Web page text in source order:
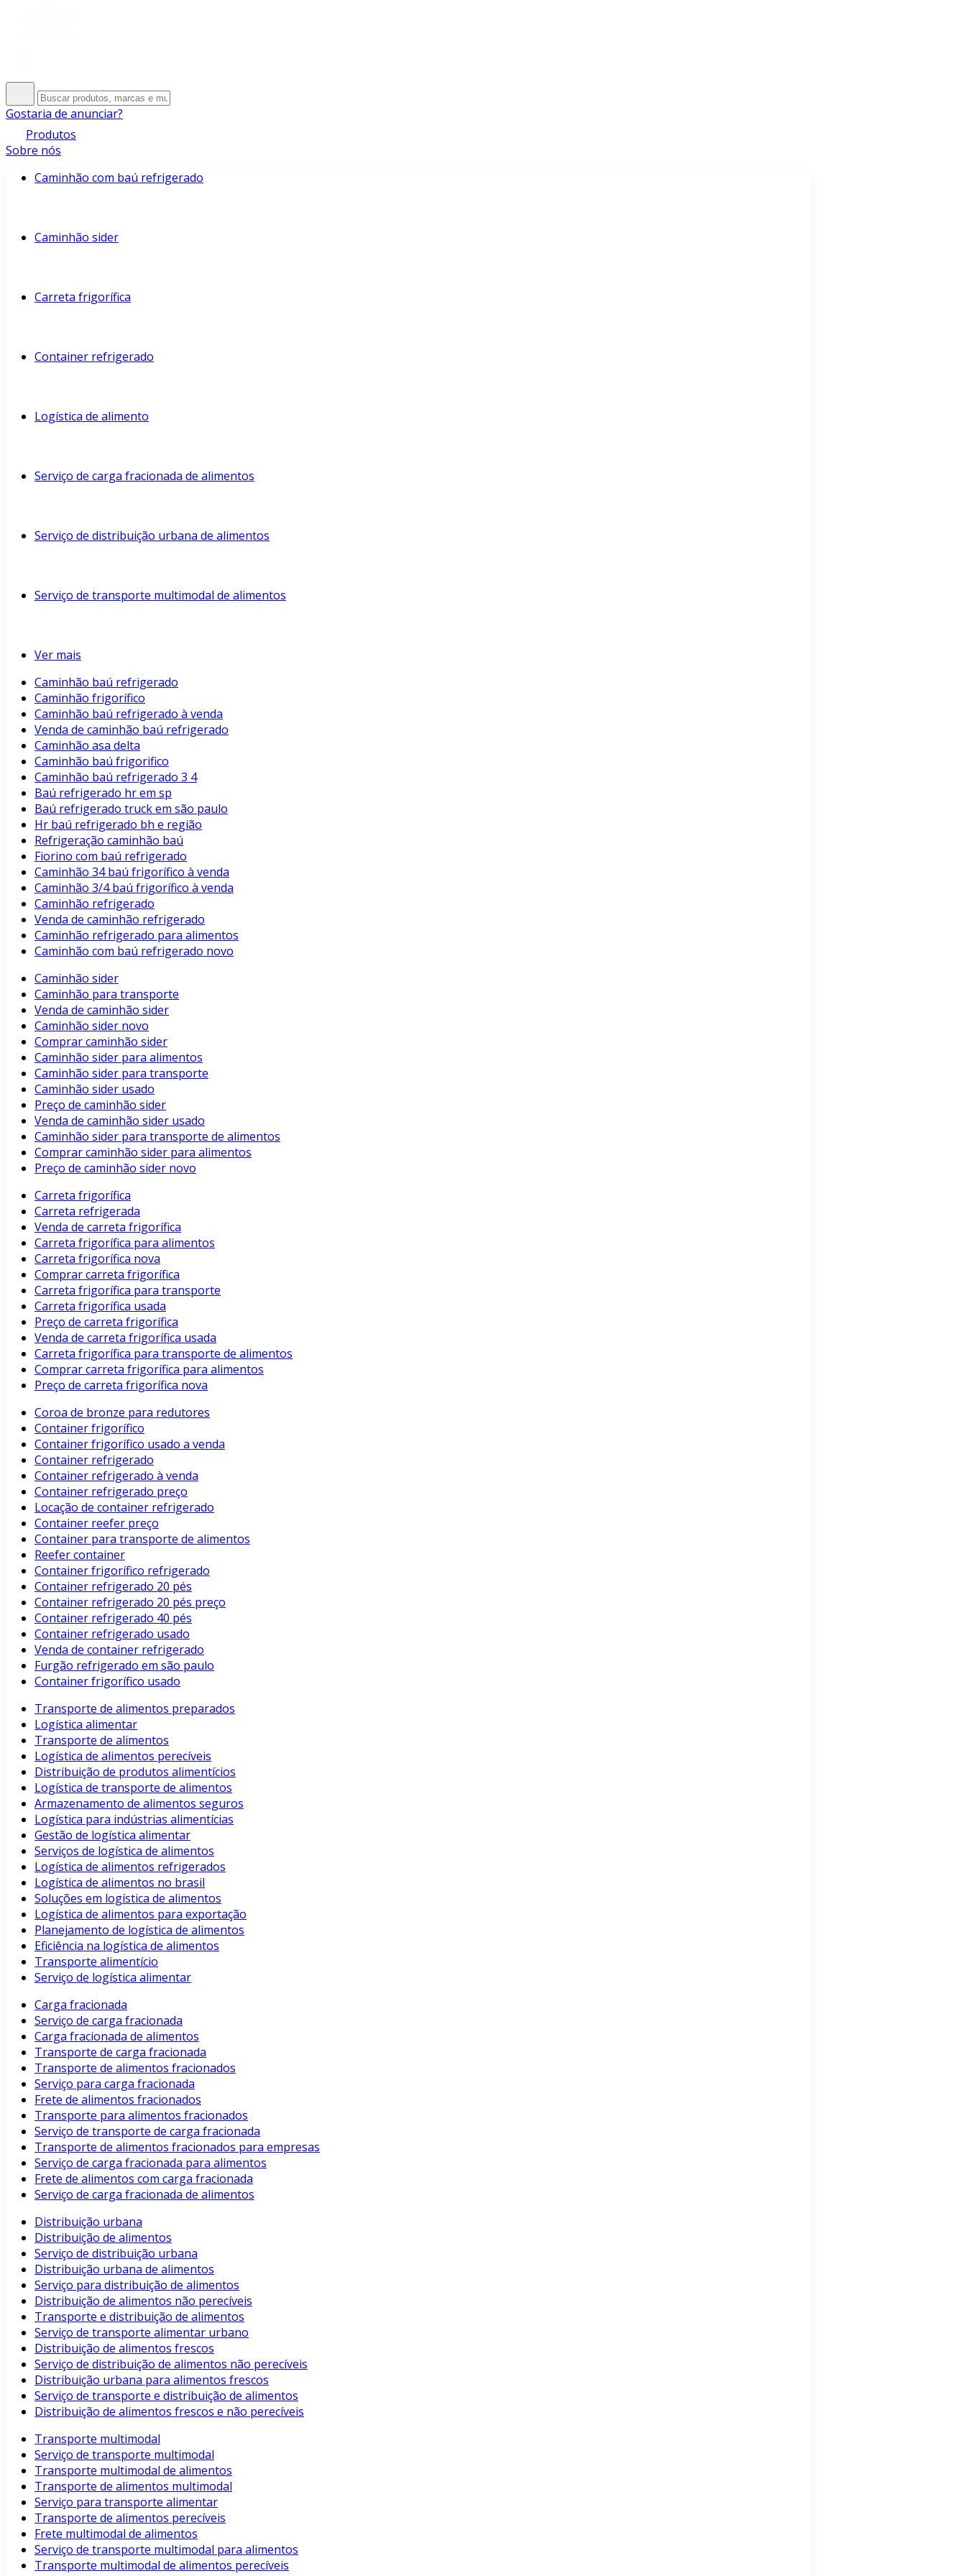
Gostaria de anunciar?
Produtos
Sobre nós
Caminhão com baú refrigerado
Caminhão sider
Carreta frigorífica
Container refrigerado
Logística de alimento
Serviço de carga fracionada de alimentos
Serviço de distribuição urbana de alimentos
Serviço de transporte multimodal de alimentos
Ver mais
Caminhão baú refrigerado
Caminhão frigorífico
Caminhão baú refrigerado à venda
Venda de caminhão baú refrigerado
Caminhão asa delta
Caminhão baú frigorifico
Caminhão baú refrigerado 3 4
Baú refrigerado hr em sp
Baú refrigerado truck em são paulo
Hr baú refrigerado bh e região
Refrigeração caminhão baú
Fiorino com baú refrigerado
Caminhão 34 baú frigorífico à venda
Caminhão 3/4 baú frigorífico à venda
Caminhão refrigerado
Venda de caminhão refrigerado
Caminhão refrigerado para alimentos
Caminhão com baú refrigerado novo
Caminhão sider
Caminhão para transporte
Venda de caminhão sider
Caminhão sider novo
Comprar caminhão sider
Caminhão sider para alimentos
Caminhão sider para transporte
Caminhão sider usado
Preço de caminhão sider
Venda de caminhão sider usado
Caminhão sider para transporte de alimentos
Comprar caminhão sider para alimentos
Preço de caminhão sider novo
Carreta frigorífica
Carreta refrigerada
Venda de carreta frigorífica
Carreta frigorífica para alimentos
Carreta frigorífica nova
Comprar carreta frigorífica
Carreta frigorífica para transporte
Carreta frigorífica usada
Preço de carreta frigorífica
Venda de carreta frigorífica usada
Carreta frigorífica para transporte de alimentos
Comprar carreta frigorífica para alimentos
Preço de carreta frigorífica nova
Coroa de bronze para redutores
Container frigorífico
Container frigorífico usado a venda
Container refrigerado
Container refrigerado à venda
Container refrigerado preço
Locação de container refrigerado
Container reefer preço
Container para transporte de alimentos
Reefer container
Container frigorífico refrigerado
Container refrigerado 20 pés
Container refrigerado 20 pés preço
Container refrigerado 40 pés
Container refrigerado usado
Venda de container refrigerado
Furgão refrigerado em são paulo
Container frigorífico usado
Transporte de alimentos preparados
Logística alimentar
Transporte de alimentos
Logística de alimentos perecíveis
Distribuição de produtos alimentícios
Logística de transporte de alimentos
Armazenamento de alimentos seguros
Logística para indústrias alimentícias
Gestão de logística alimentar
Serviços de logística de alimentos
Logística de alimentos refrigerados
Logística de alimentos no brasil
Soluções em logística de alimentos
Logística de alimentos para exportação
Planejamento de logística de alimentos
Eficiência na logística de alimentos
Transporte alimentício
Serviço de logística alimentar
Carga fracionada
Serviço de carga fracionada
Carga fracionada de alimentos
Transporte de carga fracionada
Transporte de alimentos fracionados
Serviço para carga fracionada
Frete de alimentos fracionados
Transporte para alimentos fracionados
Serviço de transporte de carga fracionada
Transporte de alimentos fracionados para empresas
Serviço de carga fracionada para alimentos
Frete de alimentos com carga fracionada
Serviço de carga fracionada de alimentos
Distribuição urbana
Distribuição de alimentos
Serviço de distribuição urbana
Distribuição urbana de alimentos
Serviço para distribuição de alimentos
Distribuição de alimentos não perecíveis
Transporte e distribuição de alimentos
Serviço de transporte alimentar urbano
Distribuição de alimentos frescos
Serviço de distribuição de alimentos não perecíveis
Distribuição urbana para alimentos frescos
Serviço de transporte e distribuição de alimentos
Distribuição de alimentos frescos e não perecíveis
Transporte multimodal
Serviço de transporte multimodal
Transporte multimodal de alimentos
Transporte de alimentos multimodal
Serviço para transporte alimentar
Transporte de alimentos perecíveis
Frete multimodal de alimentos
Serviço de transporte multimodal para alimentos
Transporte multimodal de alimentos perecíveis